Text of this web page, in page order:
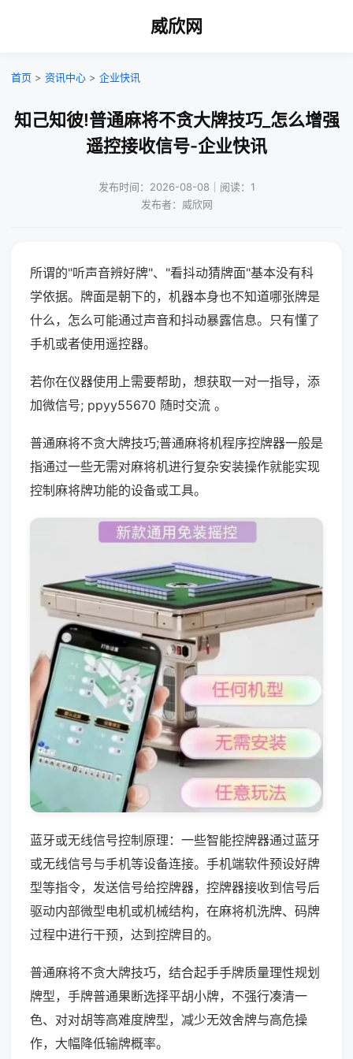
威欣网
首页 > 资讯中心 > 企业快讯
知己知彼!普通麻将不贪大牌技巧_怎么增强
遥控接收信号-企业快讯
发布时间：2026-08-08｜阅读：1
发布者：威欣网
所谓的"听声音辨好牌"、"看抖动猜牌面"基本没有科
学依据。牌面是朝下的，机器本身也不知道哪张牌是
什么，怎么可能通过声音和抖动暴露信息。只有懂了
手机或者使用遥控器。
若你在仪器使用上需要帮助，想获取一对一指导，添
加微信号; ppyy55670 随时交流 。
普通麻将不贪大牌技巧;普通麻将机程序控牌器一般是
指通过一些无需对麻将机进行复杂安装操作就能实现
控制麻将牌功能的设备或工具。
蓝牙或无线信号控制原理：一些智能控牌器通过蓝牙
或无线信号与手机等设备连接。手机端软件预设好牌
型等指令，发送信号给控牌器，控牌器接收到信号后
驱动内部微型电机或机械结构，在麻将机洗牌、码牌
过程中进行干预，达到控牌目的。
普通麻将不贪大牌技巧，结合起手手牌质量理性规划
牌型，手牌普通果断选择平胡小牌，不强行凑清一
色、对对胡等高难度牌型，减少无效舍牌与高危操
作，大幅降低输牌概率。